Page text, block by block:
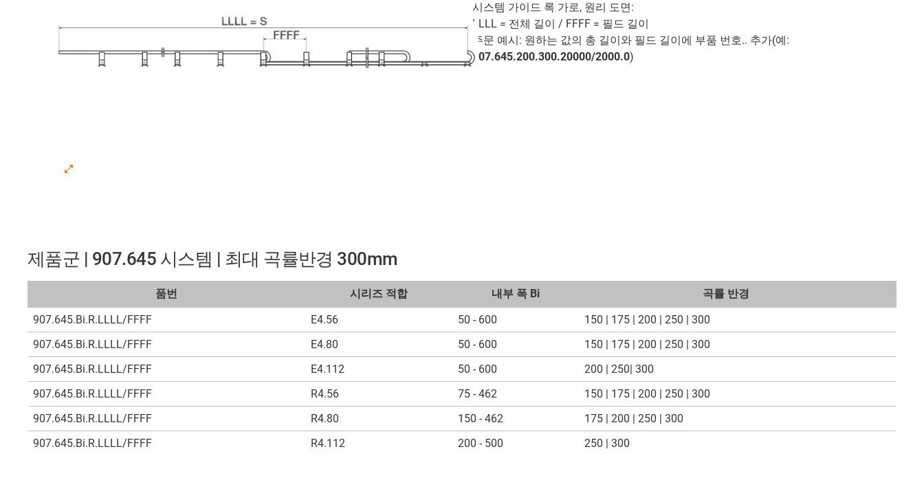
시스템 가이드 록 가로, 원리 도면:
LLLL = 전체 길이 / FFFF = 필드 길이
주문 예시: 원하는 값의 총 길이와 필드 길이에 부품 번호.. 추가(예:
907.645.200.300.20000/2000.0)
제품군 | 907.645 시스템 | 최대 곡률반경 300mm
품번 시리즈 적합 내부 폭 Bi
곡률 반경
907.645.Bi.R.LLLL/FFFF
E4.56 50 - 600
150 | 175 | 200 | 250 | 300
907.645.Bi.R.LLLL/FFFF
E4.80 50 - 600
150 | 175 | 200 | 250 | 300
907.645.Bi.R.LLLL/FFFF
E4.112 50 - 600
200 | 250| 300
907.645.Bi.R.LLLL/FFFF
R4.56 75 - 462
150 | 175 | 200 | 250 | 300
907.645.Bi.R.LLLL/FFFF
R4.80 150 - 462
175 | 200 | 250 | 300
907.645.Bi.R.LLLL/FFFF
R4.112 200 - 500 250 | 300